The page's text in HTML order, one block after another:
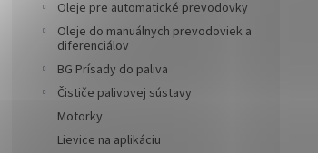
Oleje pre automatické prevodovky
Oleje do manuálnych prevodoviek a
diferenciálov
BG Prísady do paliva
Čističe palivovej sústavy
Motorky
Lievice na aplikáciu